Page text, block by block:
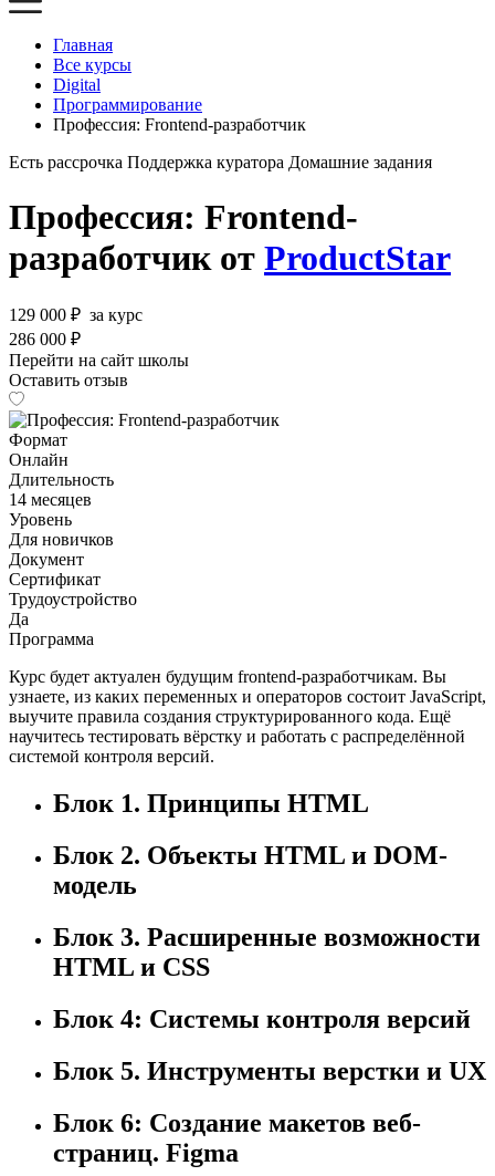
Главная
Все курсы
Digital
Программирование
Профессия: Frontend-разработчик
Есть рассрочка Поддержка куратора Домашние задания
Профессия: Frontend-
разработчик от ProductStar
129 000 ₽ за курс
286 000 ₽
Перейти на сайт школы
Оставить отзыв
Формат
Онлайн
Длительность
14 месяцев
Уровень
Для новичков
Документ
Сертификат
Трудоустройство
Да
Программа
Курс будет актуален будущим frontend-разработчикам. Вы
узнаете, из каких переменных и операторов состоит JavaScript,
выучите правила создания структурированного кода. Ещё
научитесь тестировать вёрстку и работать с распределённой
системой контроля версий.
Блок 1. Принципы HTML
Блок 2. Объекты HTML и DOM-
модель
Блок 3. Расширенные возможности
HTML и CSS
Блок 4: Системы контроля версий
Блок 5. Инструменты верстки и UX
Блок 6: Создание макетов веб-
страниц. Figma